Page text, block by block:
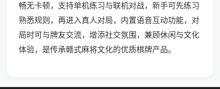
畅无卡顿，支持单机练习与联机对战，新手可先练习
熟悉规则，再进入真人对局，内置语音互动功能，对
局时可与牌友交流，增添社交氛围，兼顾休闲与文化
体验，是传承赣式麻将文化的优质棋牌产品。